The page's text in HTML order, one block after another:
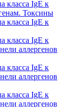
класса IgE к
Токсины
класса IgE к
класса IgE к
аллергенов
класса IgE к
аллергенов
класса IgE к
аллергенов